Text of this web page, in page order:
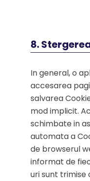
8.
In general, o
accesarea
salvarea
mod implicit.
schimbate in
automata a
de browserul
informat de
uri sunt trimise